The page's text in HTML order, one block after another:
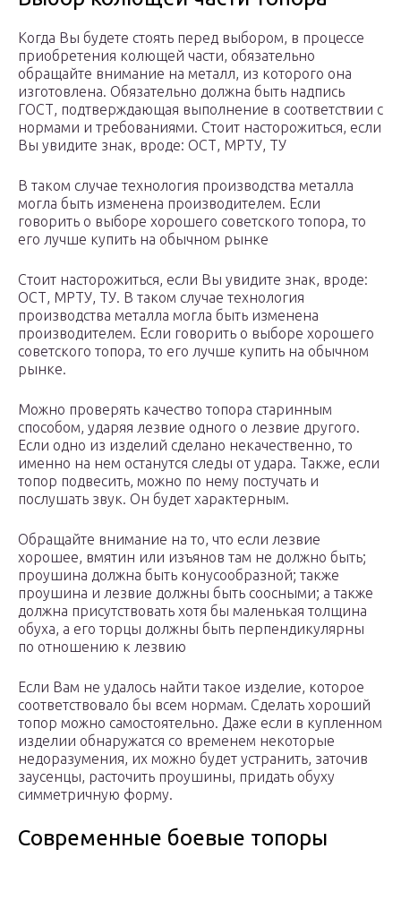
Когда Вы будете стоять перед выбором, в процессе
приобретения колющей части, обязательно
обращайте внимание на металл, из которого она
изготовлена. Обязательно должна быть надпись
ГОСТ, подтверждающая выполнение в соответствии с
нормами и требованиями. Стоит насторожиться, если
Вы увидите знак, вроде: ОСТ, МРТУ, ТУ
В таком случае технология производства металла
могла быть изменена производителем. Если
говорить о выборе хорошего советского топора, то
его лучше купить на обычном рынке
Стоит насторожиться, если Вы увидите знак, вроде:
ОСТ, МРТУ, ТУ. В таком случае технология
производства металла могла быть изменена
производителем. Если говорить о выборе хорошего
советского топора, то его лучше купить на обычном
рынке.
Можно проверять качество топора старинным
способом, ударяя лезвие одного о лезвие другого.
Если одно из изделий сделано некачественно, то
именно на нем останутся следы от удара. Также, если
топор подвесить, можно по нему постучать и
послушать звук. Он будет характерным.
Обращайте внимание на то, что если лезвие
хорошее, вмятин или изъянов там не должно быть;
проушина должна быть конусообразной; также
проушина и лезвие должны быть соосными; а также
должна присутствовать хотя бы маленькая толщина
обуха, а его торцы должны быть перпендикулярны
по отношению к лезвию
Если Вам не удалось найти такое изделие, которое
соответствовало бы всем нормам. Сделать хороший
топор можно самостоятельно. Даже если в купленном
изделии обнаружатся со временем некоторые
недоразумения, их можно будет устранить, заточив
заусенцы, расточить проушины, придать обуху
симметричную форму.
Современные боевые топоры